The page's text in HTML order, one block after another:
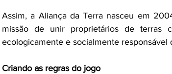
Assim, a Aliança da Terra nasceu em
missão de unir proprietários de terras
ecologicamente e socialmente responsável
Criando as regras do jogo